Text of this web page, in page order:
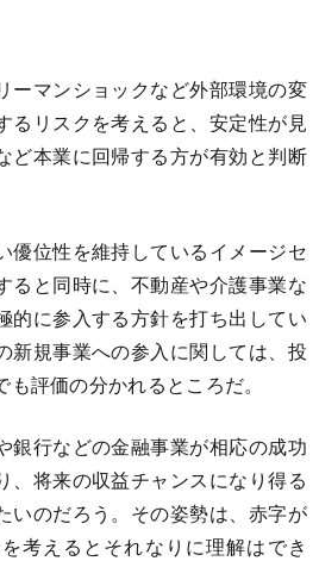
ーマンショックなど外部環境の変
るリスクを考えると、安定性が見
ど本業に回帰する方が有効と判断
位性を維持しているイメージセ
ると同時に、不動産や介護事業な
的に参入する方針を打ち出してい
新規事業への参入に関しては、投
評価の分かれるところだ。
行などの金融事業が相応の成功
、将来の収益チャンスになり得る
いのだろう。その姿勢は、赤字が
考えるとそれなりに理解はでき